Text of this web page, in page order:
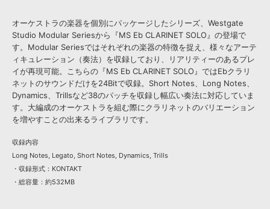
オーケストラの楽器を個別にパッケージしたシリーズ、Westgate
Studio Modular Seriesから『MS Eb CLARINET SOLO』の登場で
す。Modular Seriesではそれぞれの楽器の特徴を捉え、様々なアーテ
ィキュレーション（奏法）を収録しており、リアリティーのあるプレ
イが再現可能。こちらの『MS Eb CLARINET SOLO』ではEbクラリ
ネットのサウンドだけを24Bitで収録。Short Notes、Long Notes、
Dynamics、Trillsなど38のパッチを収録し幅広い奏法に対応していま
す。大編成のオーケストラを組む際にクラリネットのバリエーション
を増やすことの出来るライブラリです。
収録内容
Long Notes, Legato, Short Notes, Dynamics, Trills
・収録形式：KONTAKT
・総容量：約532MB